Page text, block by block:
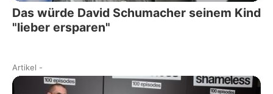
Das würde David Schumacher seinem Kind
"lieber ersparen"
Artikel -